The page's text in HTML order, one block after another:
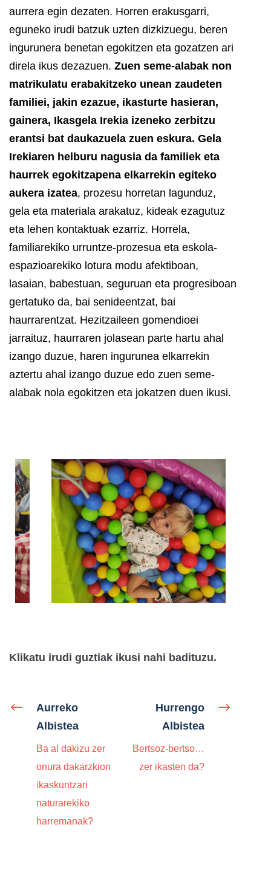
aurrera egin dezaten. Horren erakusgarri,
eguneko irudi batzuk uzten dizkizuegu, beren
ingurunera benetan egokitzen eta gozatzen ari
direla ikus dezazuen. Zuen seme-alabak non
matrikulatu erabakitzeko unean zaudeten
familiei, jakin ezazue, ikasturte hasieran,
gainera, Ikasgela Irekia izeneko zerbitzu
erantsi bat daukazuela zuen eskura. Gela
Irekiaren helburu nagusia da familiek eta
haurrek egokitzapena elkarrekin egiteko
aukera izatea, prozesu horretan lagunduz,
gela eta materiala arakatuz, kideak ezagutuz
eta lehen kontaktuak ezarriz. Horrela,
familiarekiko urruntze-prozesua eta eskola-
espazioarekiko lotura modu afektiboan,
lasaian, babestuan, seguruan eta progresiboan
gertatuko da, bai senideentzat, bai
haurrarentzat. Hezitzaileen gomendioei
jarraituz, haurraren jolasean parte hartu ahal
izango duzue, haren ingurunea elkarrekin
aztertu ahal izango duzue edo zuen seme-
alabak nola egokitzen eta jokatzen duen ikusi.
Klikatu irudi guztiak ikusi nahi badituzu.
Aurreko
Albistea
Ba al dakizu zer
onura dakarzkion
ikaskuntzari
naturarekiko
harremanak?
Hurrengo
Albistea
Bertsoz-bertso…
zer ikasten da?